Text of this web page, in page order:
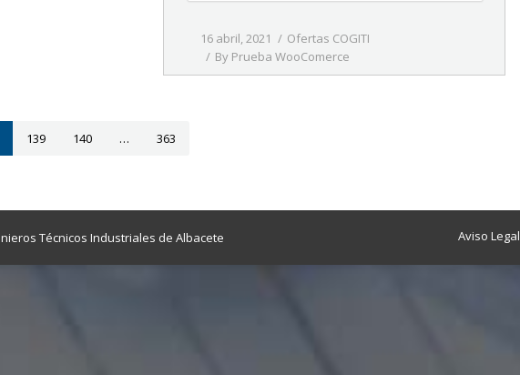
16 abril, 2021
Ofertas COGITI
By Prueba WooComerce
139 140 … 363
Técnicos Industriales de Albacete Aviso Legal